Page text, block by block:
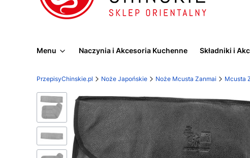
Menu Naczynia i Akcesoria Kuchenne Składniki i
PrzepisyChinskie.pl Noże Japońskie Noże Mcusta Zanmai Mcusta